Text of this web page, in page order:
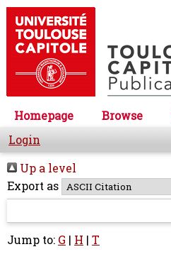
Homepage Browse
Login
Up a level
Export as
Jump to: G | H | T